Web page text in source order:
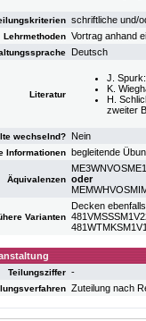
schriftliche und/
Lehrmethoden Vortrag anhand
Deutsch
Literatur
J.
K.
H.
zweiter
wechselnd? Nein
Informationen begleitende
Äquivalenzen oder
Varianten
Decken
Teilungsziffer -
Zuteilung nach